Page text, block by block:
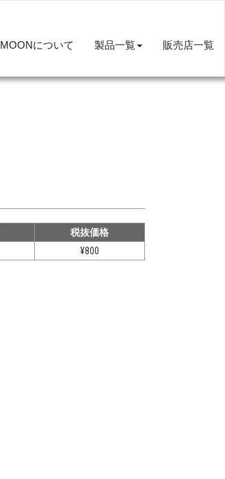
MOONについて 製品一覧 販売店一覧
税抜価格
¥800